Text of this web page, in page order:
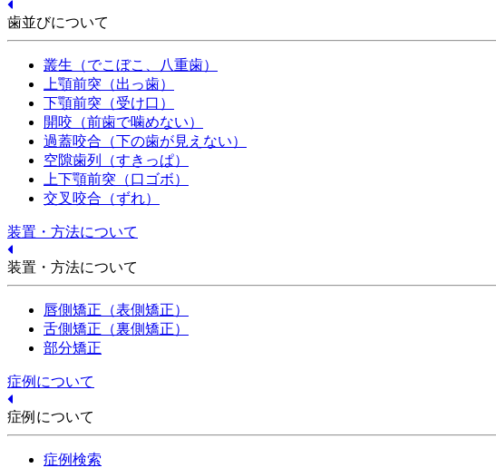
歯並びについて
叢生（でこぼこ、八重歯）
上顎前突（出っ歯）
下顎前突（受け口）
開咬（前歯で噛めない）
過蓋咬合（下の歯が見えない）
空隙歯列（すきっぱ）
上下顎前突（口ゴボ）
交叉咬合（ずれ）
装置・方法について
装置・方法について
唇側矯正（表側矯正）
舌側矯正（裏側矯正）
部分矯正
症例について
症例について
症例検索